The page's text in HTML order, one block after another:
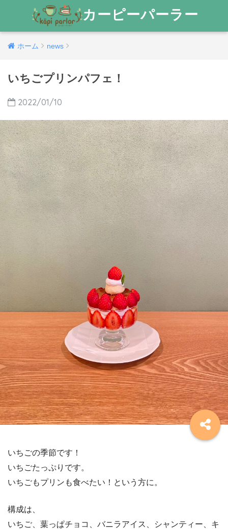
カーピーパーラー
ホーム news
いちごプリンパフェ！
2022/01/10
いちごの季節です！
いちごたっぷりです。
いちごもプリンも食べたい！という方に。
構成は、
いちご、葉っぱチョコ、バニラアイス、シャンティー、キ